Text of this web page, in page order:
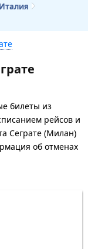
Италия
билеты из
рейсов и
Сеграте (Милан)
об отменах